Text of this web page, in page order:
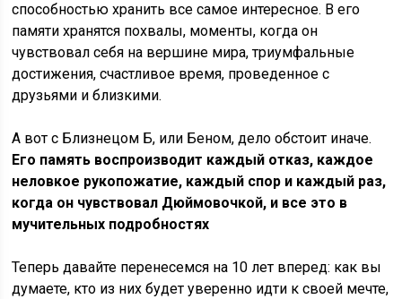
способностью хранить все самое интересное. В его
памяти хранятся похвалы, моменты, когда он
чувствовал себя на вершине мира, триумфальные
достижения, счастливое время, проведенное с
друзьями и близкими.
А вот с Близнецом Б, или Беном, дело обстоит иначе.
Его память воспроизводит каждый отказ, каждое
неловкое рукопожатие, каждый спор и каждый раз,
когда он чувствовал Дюймовочкой, и все это в
мучительных подробностях
Теперь давайте перенесемся на 10 лет вперед: как вы
думаете, кто из них будет уверенно идти к своей мечте,